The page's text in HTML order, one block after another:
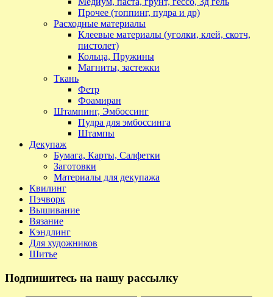
Прочее (топпинг, пудра и др)
Расходные материалы
Клеевые материалы (уголки, клей, скотч,
пистолет)
Кольца, Пружины
Магниты, застежки
Ткань
Фетр
Фоамиран
Штампинг, Эмбоссинг
Пудра для эмбоссинга
Штампы
Декупаж
Бумага, Карты, Салфетки
Заготовки
Материалы для декупажа
Квилинг
Пэчворк
Вышивание
Вязание
Кэндлинг
Для художников
Шитье
Подпишитесь на нашу рассылку